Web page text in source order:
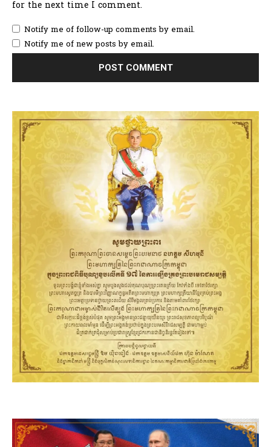
for the next time I comment.
Notify me of follow-up comments by email.
Notify me of new posts by email.